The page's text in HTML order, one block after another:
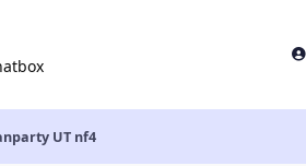
UT nf4